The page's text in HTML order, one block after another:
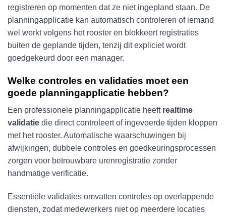
registreren op momenten dat ze niet ingepland staan. De
planningapplicatie kan automatisch controleren of iemand
wel werkt volgens het rooster en blokkeert registraties
buiten de geplande tijden, tenzij dit expliciet wordt
goedgekeurd door een manager.
Welke controles en validaties moet een
goede planningapplicatie hebben?
Een professionele planningapplicatie heeft realtime
validatie die direct controleert of ingevoerde tijden kloppen
met het rooster. Automatische waarschuwingen bij
afwijkingen, dubbele controles en goedkeuringsprocessen
zorgen voor betrouwbare urenregistratie zonder
handmatige verificatie.
Essentiële validaties omvatten controles op overlappende
diensten, zodat medewerkers niet op meerdere locaties